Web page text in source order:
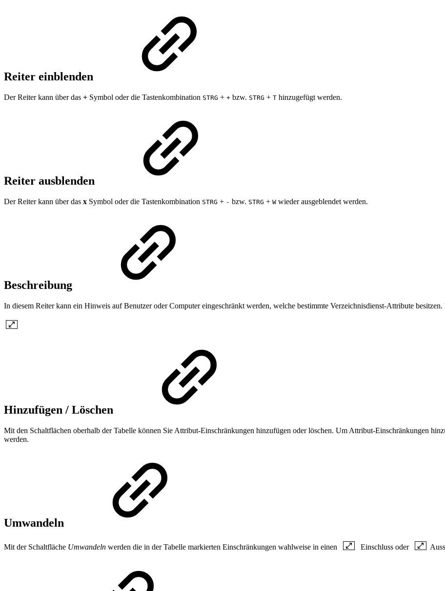
Reiter einblenden
Der Reiter kann über das + Symbol oder die Tastenkombination STRG + + bzw. STRG + T hinzugefügt werden.
Reiter ausblenden
Der Reiter kann über das x Symbol oder die Tastenkombination STRG + - bzw. STRG + W wieder ausgeblendet werden.
Beschreibung
In diesem Reiter kann ein Hinweis auf Benutzer oder Computer eingeschränkt werden, welche bestimmte Verzeichnisdienst-Attribute
Hinzufügen / Löschen
Mit den Schaltflächen oberhalb der Tabelle können Sie Attribut-Einschränkungen hinzufügen oder löschen. Um Attribut-Einschränkungen
werden.
Umwandeln
Mit der Schaltfläche Umwandeln werden die in der Tabelle markierten Einschränkungen wahlweise in einen Einschluss oder